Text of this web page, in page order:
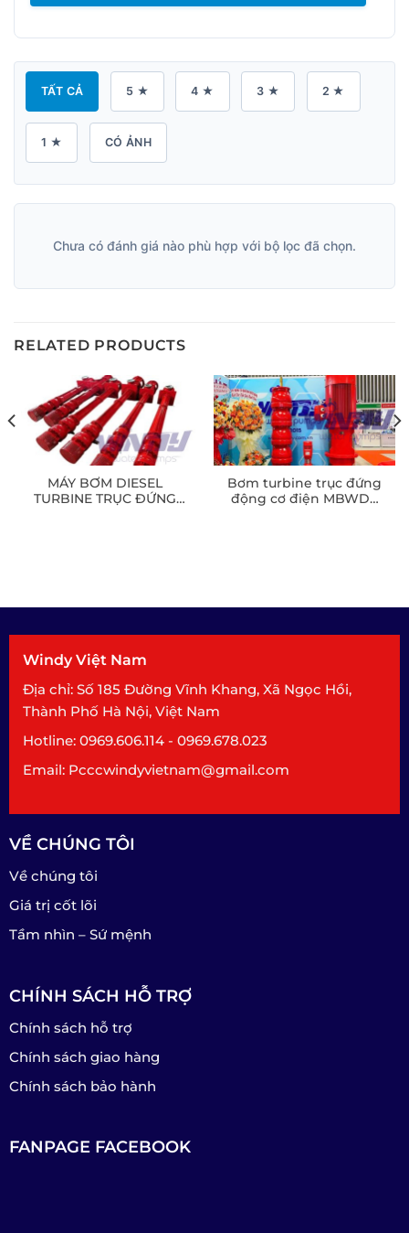
TẤT CẢ 5 ★ 4 ★ 3 ★ 2 ★
1 ★ CÓ ẢNH
Chưa có đánh giá nào phù hợp với bộ lọc đã chọn.
RELATED PRODUCTS
MÁY BƠM DIESEL
TURBINE TRỤC ĐỨNG
Bơm turbine trục đứng
động cơ điện MBWD4
Windy Việt Nam
Địa chỉ: Số 185 Đường Vĩnh Khang, Xã Ngọc Hồi,
Thành Phố Hà Nội, Việt Nam
Hotline: 0969.606.114 - 0969.678.023
Email: Pcccwindyvietnam@gmail.com
VỀ CHÚNG TÔI
Về chúng tôi
Giá trị cốt lõi
Tầm nhìn – Sứ mệnh
CHÍNH SÁCH HỖ TRỢ
Chính sách hỗ trợ
Chính sách giao hàng
Chính sách bảo hành
FANPAGE FACEBOOK